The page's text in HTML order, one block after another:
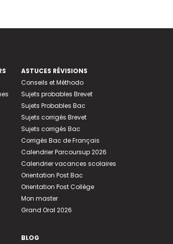
ASTUCES RÉVISIONS
Conseils et Méthodo
Sujets probables Brevet
Sujets Probables Bac
Sujets corrigés Brevet
Sujets corrigés Bac
Corrigés Bac de Français
Calendrier Parcoursup 2026
Calendrier vacances scolaires
Orientation Post Bac
Orientation Post Collège
Mon master
Grand Oral 2026
BLOG